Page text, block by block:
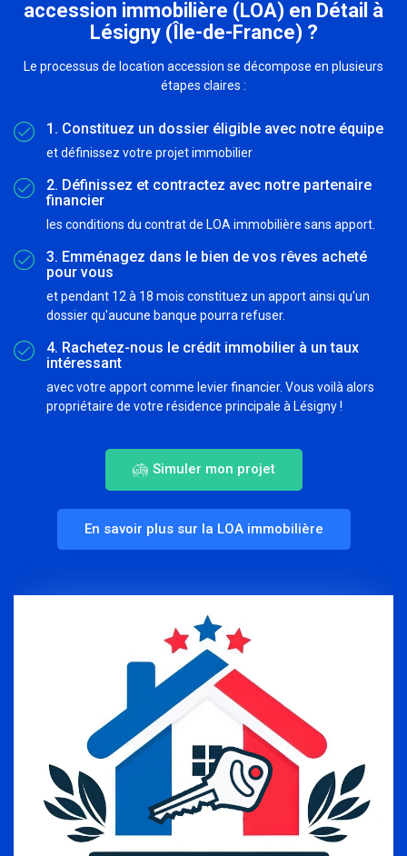
accession immobilière (LOA) en Détail à
Lésigny (Île-de-France) ?
Le processus de location accession se décompose en plusieurs
étapes claires :
1. Constituez un dossier éligible avec notre équipe
et définissez votre projet immobilier
2. Définissez et contractez avec notre partenaire
financier
les conditions du contrat de LOA immobilière sans apport.
3. Emménagez dans le bien de vos rêves acheté
pour vous
et pendant 12 à 18 mois constituez un apport ainsi qu'un
dossier qu'aucune banque pourra refuser.
4. Rachetez-nous le crédit immobilier à un taux
intéressant
avec votre apport comme levier financier. Vous voilà alors
propriétaire de votre résidence principale à Lésigny !
Simuler mon projet
En savoir plus sur la LOA immobilière